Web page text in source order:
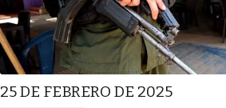
25 DE FEBRERO DE 2025